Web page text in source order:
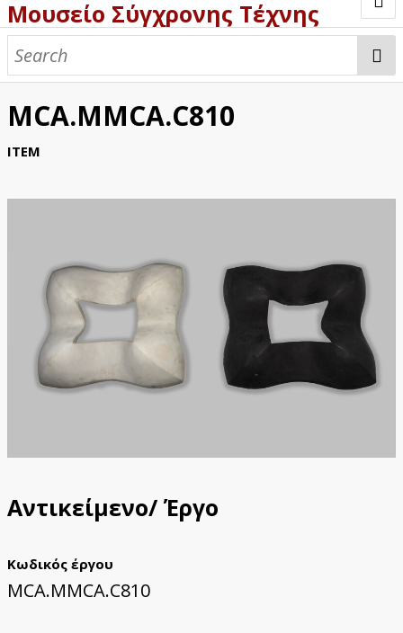
Μουσείο Σύγχρονης Τέχνης
Welcome
Browse
MCA.MMCA.C810
ITEM
Αντικείμενο/ Έργο
Κωδικός έργου
MCA.MMCA.C810